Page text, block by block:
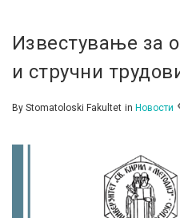
Известување за
и стручни
By Stomatoloski Fakultet in Новости